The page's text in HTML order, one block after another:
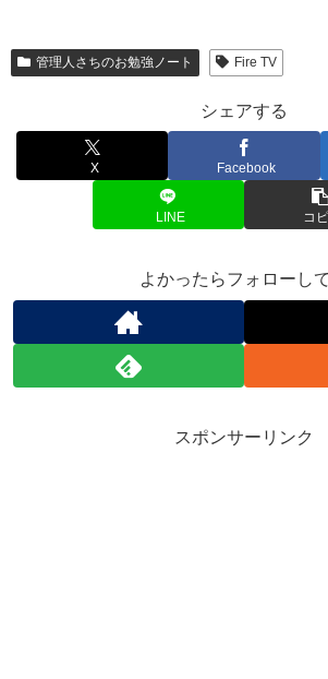
管理人さちのお勉強ノート Fire TV
シェアする
X Facebook
LINE コ
よかったらフォローし
スポンサーリンク